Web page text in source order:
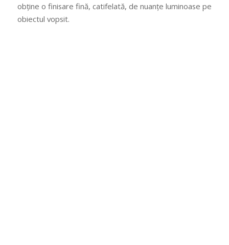
obține o finisare fină, catifelată, de nuanțe luminoase pe
obiectul vopsit.